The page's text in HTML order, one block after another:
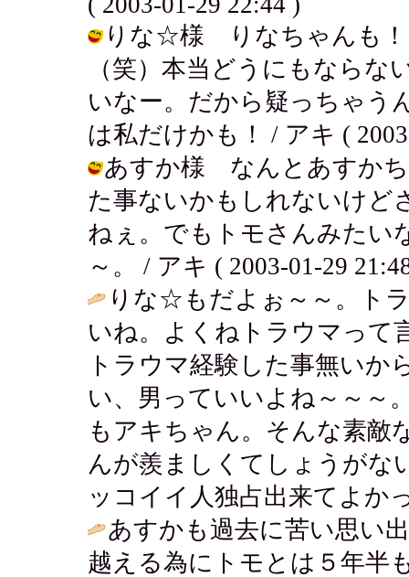
りな☆様 りなちゃんも！
（笑）本当どうにもなら
いなー。だから疑っちゃう
は私だけかも！ / アキ (
あすか様 なんとあすか
た事ないかもしれないけど
ねぇ。でもトモさんみたい
～。 / アキ ( 2003-01-29
りな☆もだよぉ～～。ト
いね。よくねトラウマって
トラウマ経験した事無いか
い、男っていいよね～～～
もアキちゃん。そんな素敵
んが羨ましくてしょうがな
ッコイイ人独占出来てよか
あすかも過去に苦い思い
越える為にトモとは５年半